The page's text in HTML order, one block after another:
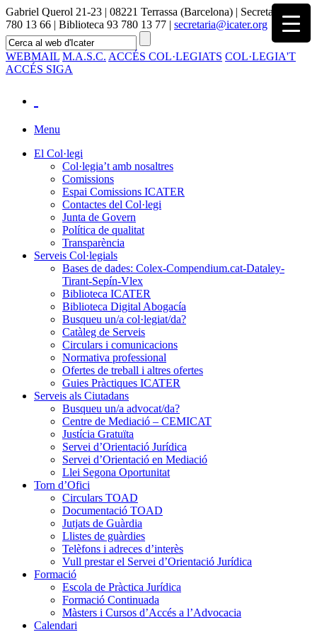
Gabriel Querol 21-23 | 08221 Terrassa (Barcelona) | Secretaria 93
780 13 66 | Biblioteca 93 780 13 77 | secretaria@icater.org
WEBMAIL M.A.S.C. ACCÉS COL·LEGIATS COL·LEGIA'T
ACCÉS SIGA
Menu
El Col·legi
Col·legia’t amb nosaltres
Comissions
Espai Comissions ICATER
Contactes del Col·legi
Junta de Govern
Política de qualitat
Transparència
Serveis Col·legials
Bases de dades: Colex-Compendium.cat-Dataley-
Tirant-Sepín-Vlex
Biblioteca ICATER
Biblioteca Digital Abogacía
Busqueu un/a col·legiat/da?
Catàleg de Serveis
Circulars i comunicacions
Normativa professional
Ofertes de treball i altres ofertes
Guies Pràctiques ICATER
Serveis als Ciutadans
Busqueu un/a advocat/da?
Centre de Mediació – CEMICAT
Justícia Gratuïta
Servei d’Orientació Jurídica
Servei d’Orientació en Mediació
Llei Segona Oportunitat
Torn d’Ofici
Circulars TOAD
Documentació TOAD
Jutjats de Guàrdia
Llistes de guàrdies
Telèfons i adreces d’interès
Vull prestar el Servei d’Orientació Jurídica
Formació
Escola de Pràctica Jurídica
Formació Continuada
Màsters i Cursos d’Accés a l’Advocacia
Calendari